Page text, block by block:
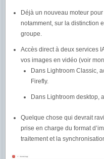
Déjà un nouveau moteur
notamment, sur la distinction
groupe.
Accès direct à deux services
vos images en vidéo (voir
Dans Lightroom Classic,
Firefly.
Dans Lightroom desktop,
Quelque chose qui devrait
prise en charge du format
traitement et la